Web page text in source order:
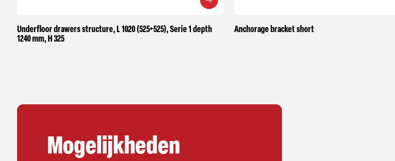
Underfloor drawers structure, L 1020 (525+525), Serie 1 depth
1240 mm, H 325
Anchorage bracket short
Mogelijkheden